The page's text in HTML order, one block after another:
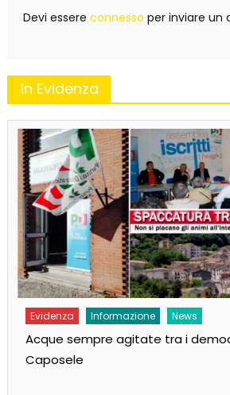
Devi essere connesso per inviare un
In Evidenza
News
agitate tra i democratici di